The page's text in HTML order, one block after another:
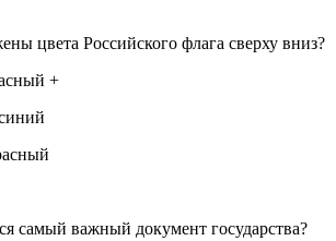
цвета Российского флага сверху вниз?
+
самый важный документ государства?